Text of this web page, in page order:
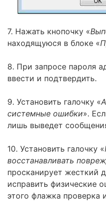
7. Нажать кнопочку «
находящуюся в блоке «
8. При запросе пароля
ввести и подтвердить.
9. Установить галочку «
системные ошибки».
лишь выведет
10. Установить галочку «
восстанавливать
просканирует жесткий
исправить физические
этого флажка проверка